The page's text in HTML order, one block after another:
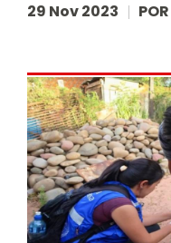
29 Nov 2023 POR